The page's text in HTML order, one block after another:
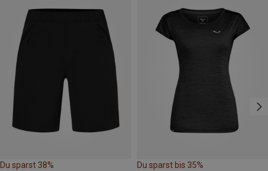
Du sparst 38% Du sparst bis 35%